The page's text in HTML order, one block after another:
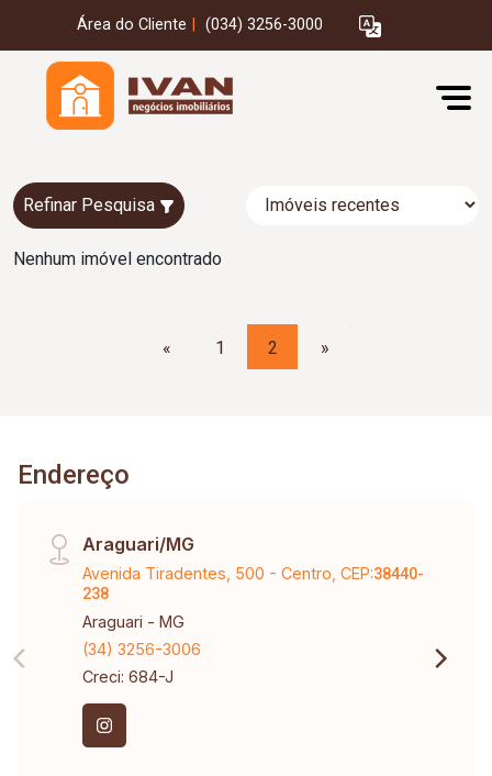
Área do Cliente (034) 3256-3000
Refinar Pesquisa
Nenhum imóvel encontrado
« 1 2 »
Endereço
Araguari/MG
Avenida Tiradentes, 500 - Centro, CEP:38440-
238
Araguari - MG
(34) 3256-3006
Creci: 684-J